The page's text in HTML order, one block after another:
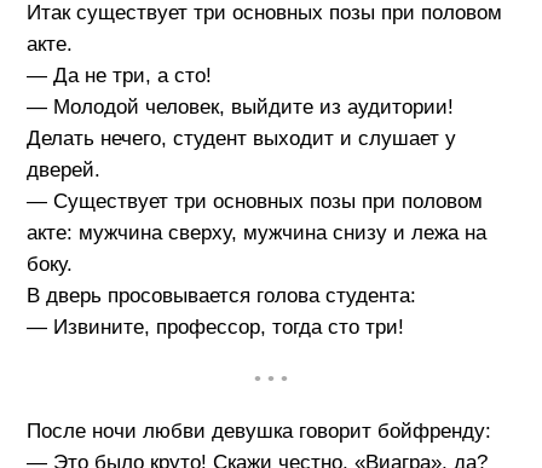
Итак существует три основных позы при половом
акте.
— Да не три, а сто!
— Молодой человек, выйдите из аудитории!
Делать нечего, студент выходит и слушает у
дверей.
— Существует три основных позы при половом
акте: мужчина сверху, мужчина снизу и лежа на
боку.
В дверь просовывается голова студента:
— Извините, профессор, тогда сто три!
• • •
После ночи любви девушка говорит бойфренду:
— Это было круто! Скажи честно, «Виагра», да?